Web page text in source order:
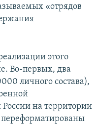
«отрядов
этого
Во-первых, два
личного состава),
на территории
переформатированы